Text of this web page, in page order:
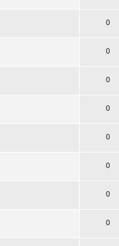
0
0
0
0
0
0
0
0